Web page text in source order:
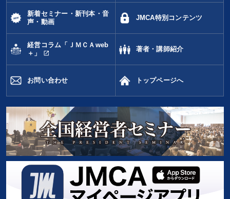
新着セミナー・新刊本・音
声・動画
JMCA特別コンテンツ
経営コラム「ＪＭＣＡweb
＋」
open_in_new
著者・講師紹介
お問い合わせ トップページへ